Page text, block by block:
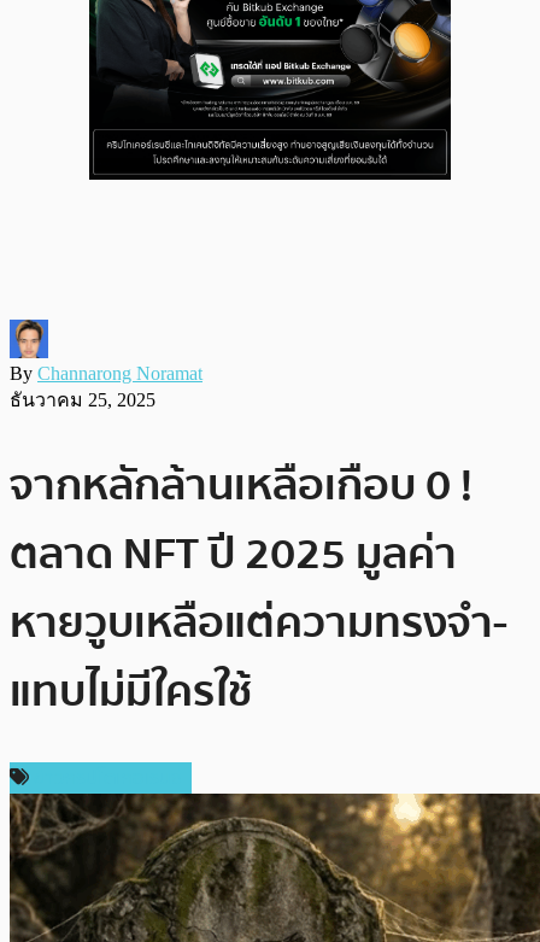
By Channarong Noramat
ธันวาคม 25, 2025
จากหลักล้านเหลือเกือบ 0 !
ตลาด NFT ปี 2025 มูลค่า
หายวูบเหลือแต่ความทรงจำ-
แทบไม่มีใครใช้